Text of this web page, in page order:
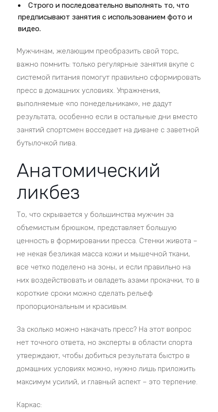
Строго и последовательно выполнять то, что
предписывают занятия с использованием фото и
видео.
Мужчинам, желающим преобразить свой торс,
важно помнить: только регулярные занятия вкупе с
системой питания помогут правильно сформировать
пресс в домашних условиях. Упражнения,
выполняемые «по понедельникам», не дадут
результата, особенно если в остальные дни вместо
занятий спортсмен восседает на диване с заветной
бутылочкой пива.
Анатомический
ликбез
То, что скрывается у большинства мужчин за
объемистым брюшком, представляет большую
ценность в формировании пресса. Стенки живота –
не некая безликая масса кожи и мышечной ткани,
все четко поделено на зоны, и если правильно на
них воздействовать и овладеть азами прокачки, то в
короткие сроки можно сделать рельеф
пропорциональным и красивым.
За сколько можно накачать пресс? На этот вопрос
нет точного ответа, но эксперты в области спорта
утверждают, чтобы добиться результата быстро в
домашних условиях можно, нужно лишь приложить
максимум усилий, и главный аспект – это терпение.
Каркас: